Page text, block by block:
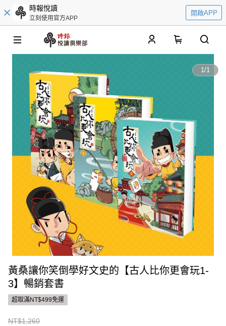
時報悅讀
立刻使用官方APP
開啟APP
1/1
黃桑讓你笑倒學好文史的【古人比你更會玩1-
3】暢銷套書
超取滿NT$499免運
NT$1,260